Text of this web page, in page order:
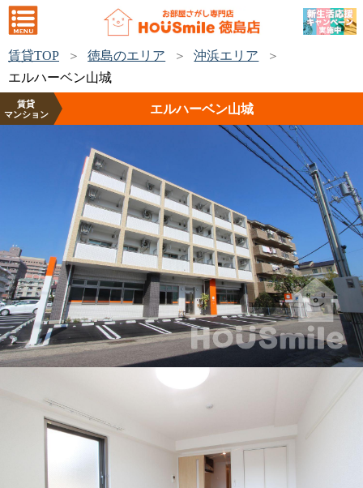
賃貸TOP 徳島のエリア
沖浜エリア
エルハーベン山城
賃貸
マンション
エルハーベン山城